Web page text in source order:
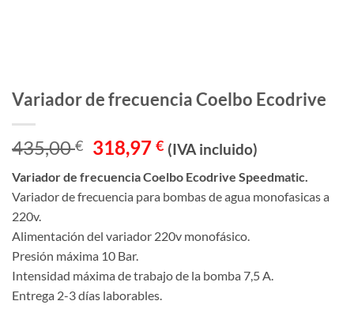
Variador de frecuencia Coelbo Ecodrive
435,00€ El
precio
original
era:
318,97€El
actual
es:
(IVA incluido)
Variador de frecuencia Coelbo Ecodrive Speedmatic.
Variador de frecuencia para bombas de agua monofasicas a
220v.
Alimentación del variador 220v monofásico.
Presión máxima 10 Bar.
Intensidad máxima de trabajo de la bomba 7,5 A.
Entrega 2-3 días laborables.